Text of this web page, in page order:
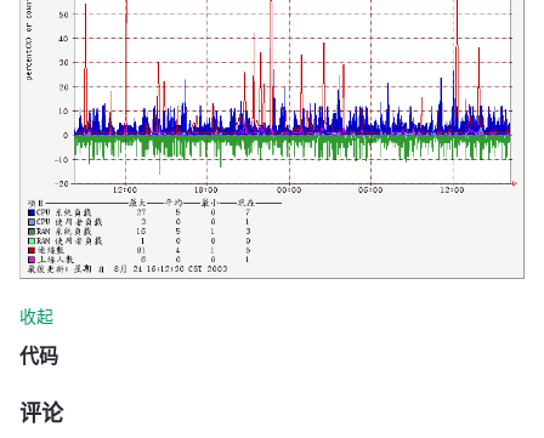
收起
代码
评论